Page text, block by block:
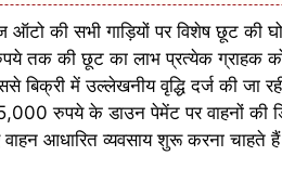
ऑटो की सभी गाड़ियों पर विशेष छूट की
तक की छूट का लाभ प्रत्येक ग्राहक
बिक्री में उल्लेखनीय वृद्धि दर्ज की जा
रुपये के डाउन पेमेंट पर वाहनों की
आधारित व्यवसाय शुरू करना